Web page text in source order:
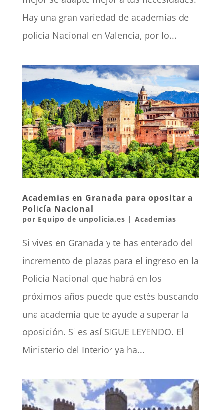
Hay una gran variedad de academias de
policía Nacional en Valencia, por lo...
Academias en Granada para opositar a
Policía Nacional
por Equipo de unpolicia.es | Academias
Si vives en Granada y te has enterado del
incremento de plazas para el ingreso en la
Policía Nacional que habrá en los
próximos años puede que estés buscando
una academia que te ayude a superar la
oposición. Si es así SIGUE LEYENDO. El
Ministerio del Interior ya ha...